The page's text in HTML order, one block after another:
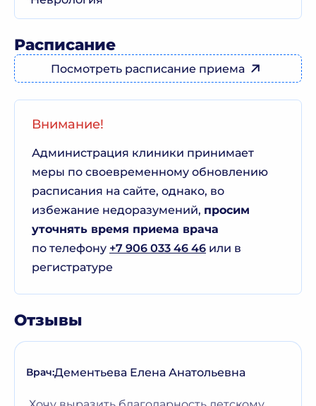
Расписание
Посмотреть расписание приема
Внимание!
Администрация клиники принимает
меры по своевременному обновлению
расписания на сайте, однако, во
избежание недоразумений, просим
уточнять время приема врача
по телефону +7 906 033 46 46 или в
регистратуре
Отзывы
Врач:Дементьева Елена Анатольевна